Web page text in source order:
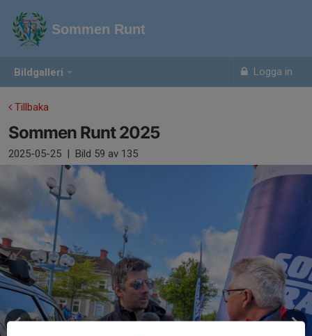
Bildgalleri Logga in
Sommen Runt
Tillbaka
Sommen Runt 2025
2025-05-25 | Bild 59 av 135